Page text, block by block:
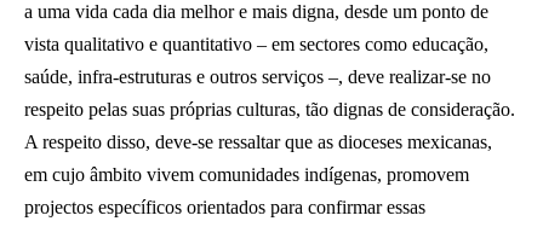
a uma vida cada dia melhor e mais digna, desde um ponto de
vista qualitativo e quantitativo – em sectores como educação,
saúde, infra-estruturas e outros serviços –, deve realizar-se no
respeito pelas suas próprias culturas, tão dignas de consideração.
A respeito disso, deve-se ressaltar que as dioceses mexicanas,
em cujo âmbito vivem comunidades indígenas, promovem
projectos específicos orientados para confirmar essas